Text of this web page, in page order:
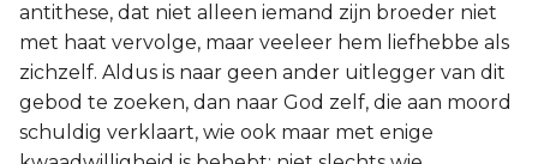
antithese, dat niet alleen iemand zijn broeder niet
met haat vervolge, maar veeleer hem liefhebbe als
zichzelf. Aldus is naar geen ander uitlegger van dit
gebod te zoeken, dan naar God zelf, die aan moord
schuldig verklaart, wie ook maar met enige